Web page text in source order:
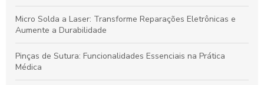
Micro Solda a Laser: Transforme Reparações Eletrônicas e
Aumente a Durabilidade
Pinças de Sutura: Funcionalidades Essenciais na Prática
Médica